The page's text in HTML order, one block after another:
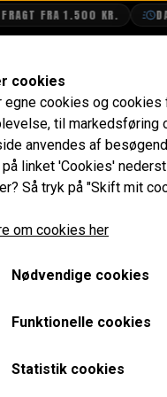
FRA 1.500 KR.
Special
Varenummer: MSLMS0562
Alternativt varenr:
Forventet
cookies
egne cookies og
til markedsføring
anvendes af
linket 'Cookies'
Så tryk på "Skift mit
om cookies her
Nødvendige cookies
Funktionelle cookies
Statistik cookies